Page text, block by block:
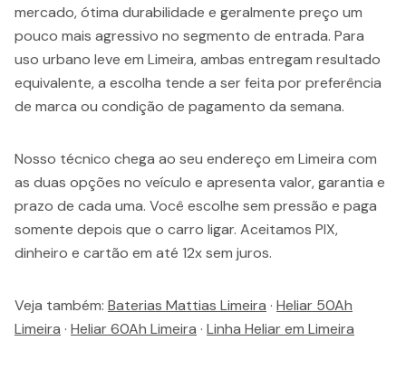
mercado, ótima durabilidade e geralmente preço um
pouco mais agressivo no segmento de entrada. Para
uso urbano leve em Limeira, ambas entregam resultado
equivalente, a escolha tende a ser feita por preferência
de marca ou condição de pagamento da semana.
Nosso técnico chega ao seu endereço em Limeira com
as duas opções no veículo e apresenta valor, garantia e
prazo de cada uma. Você escolhe sem pressão e paga
somente depois que o carro ligar. Aceitamos PIX,
dinheiro e cartão em até 12x sem juros.
Veja também: Baterias Mattias Limeira · Heliar 50Ah
Limeira · Heliar 60Ah Limeira · Linha Heliar em Limeira